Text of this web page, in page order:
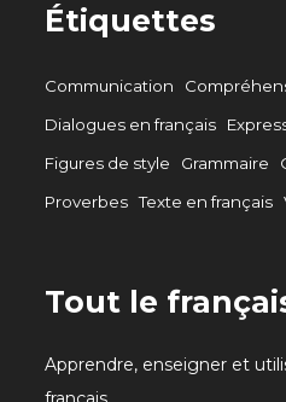
Étiquettes
Communication
Dialogues en français
Figures de style
Grammaire
Proverbes Texte en français
Tout le
Apprendre, enseigner et